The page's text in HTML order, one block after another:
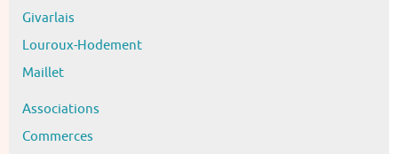
Givarlais
Louroux-Hodement
Maillet
Associations
Commerces